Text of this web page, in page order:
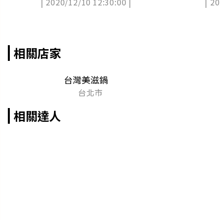
紋翼板牛
相關店家
台灣美滋鍋
台北市
相關達人